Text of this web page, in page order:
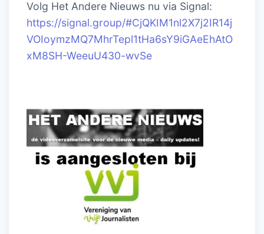
Volg Het Andere Nieuws nu via Signal:
https://signal.group/#CjQKIM1nl2X7j2IR14j
VOIoymzMQ7MhrTepl1tHa6sY9iGAeEhAtO
xM8SH-WeeuU430-wvSe